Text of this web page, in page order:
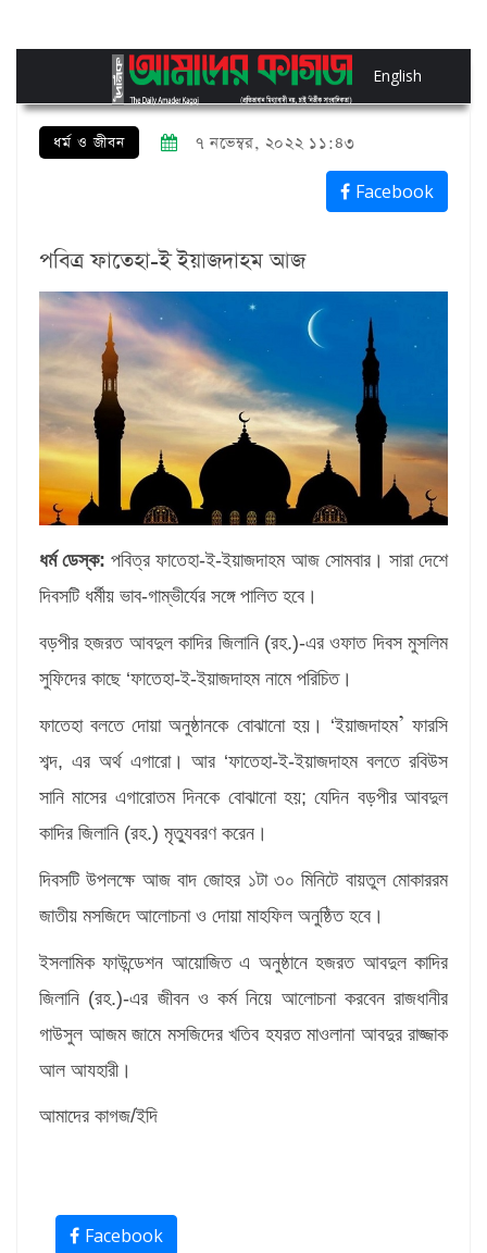
English
ধর্ম ও জীবন ৭ নভেম্বর, ২০২২ ১১:৪৩
Facebook
পবিত্র ফাতেহা-ই ইয়াজদাহম আজ
ধর্ম ডেস্ক: পবিত্র ফাতেহা-ই-ইয়াজদাহম আজ সোমবার। সারা দেশে
দিবসটি ধর্মীয় ভাব-গাম্ভীর্যের সঙ্গে পালিত হবে।
বড়পীর হজরত আবদুল কাদির জিলানি (রহ.)-এর ওফাত দিবস মুসলিম
সুফিদের কাছে ‘ফাতেহা-ই-ইয়াজদাহম নামে পরিচিত।
ফাতেহা বলতে দোয়া অনুষ্ঠানকে বোঝানো হয়। ‘ইয়াজদাহম’ ফারসি
শব্দ, এর অর্থ এগারো। আর ‘ফাতেহা-ই-ইয়াজদাহম বলতে রবিউস
সানি মাসের এগারোতম দিনকে বোঝানো হয়; যেদিন বড়পীর আবদুল
কাদির জিলানি (রহ.) মৃত্যুবরণ করেন।
দিবসটি উপলক্ষে আজ বাদ জোহর ১টা ৩০ মিনিটে বায়তুল মোকাররম
জাতীয় মসজিদে আলোচনা ও দোয়া মাহফিল অনুষ্ঠিত হবে।
ইসলামিক ফাউন্ডেশন আয়োজিত এ অনুষ্ঠানে হজরত আবদুল কাদির
জিলানি (রহ.)-এর জীবন ও কর্ম নিয়ে আলোচনা করবেন রাজধানীর
গাউসুল আজম জামে মসজিদের খতিব হযরত মাওলানা আবদুর রাজ্জাক
আল আযহারী।
আমাদের কাগজ/ইদি
Facebook